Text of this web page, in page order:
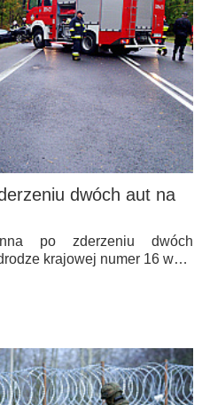
dwóch aut na
po zderzeniu dwóch
krajowej numer 16 w…